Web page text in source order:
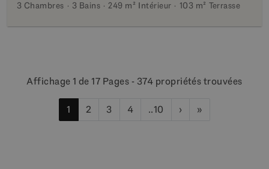
3 Chambres 3 Bains 249 m² Intérieur 103 m² Terrasse
Affichage 1 de 17 Pages - 374 propriétés trouvées
1 2 3 4 ..10 › »